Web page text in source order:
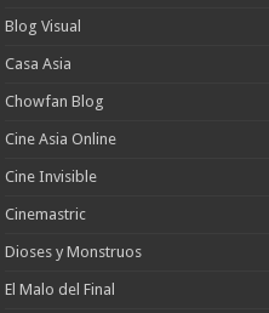
Blog Visual
Casa Asia
Chowfan Blog
Cine Asia Online
Cine Invisible
Cinemastric
Dioses y Monstruos
El Malo del Final